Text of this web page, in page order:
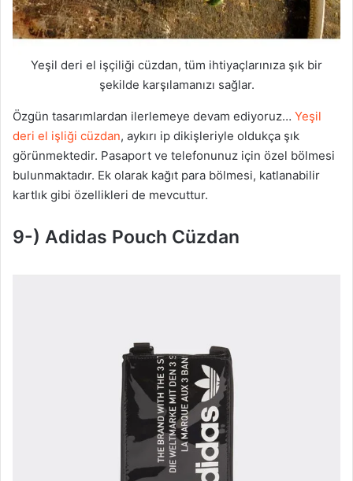
Yeşil deri el işçiliği cüzdan, tüm ihtiyaçlarınıza şık bir
şekilde karşılamanızı sağlar.
Özgün tasarımlardan ilerlemeye devam ediyoruz… Yeşil
deri el işliği cüzdan, aykırı ip dikişleriyle oldukça şık
görünmektedir. Pasaport ve telefonunuz için özel bölmesi
bulunmaktadır. Ek olarak kağıt para bölmesi, katlanabilir
kartlık gibi özellikleri de mevcuttur.
9-) Adidas Pouch Cüzdan